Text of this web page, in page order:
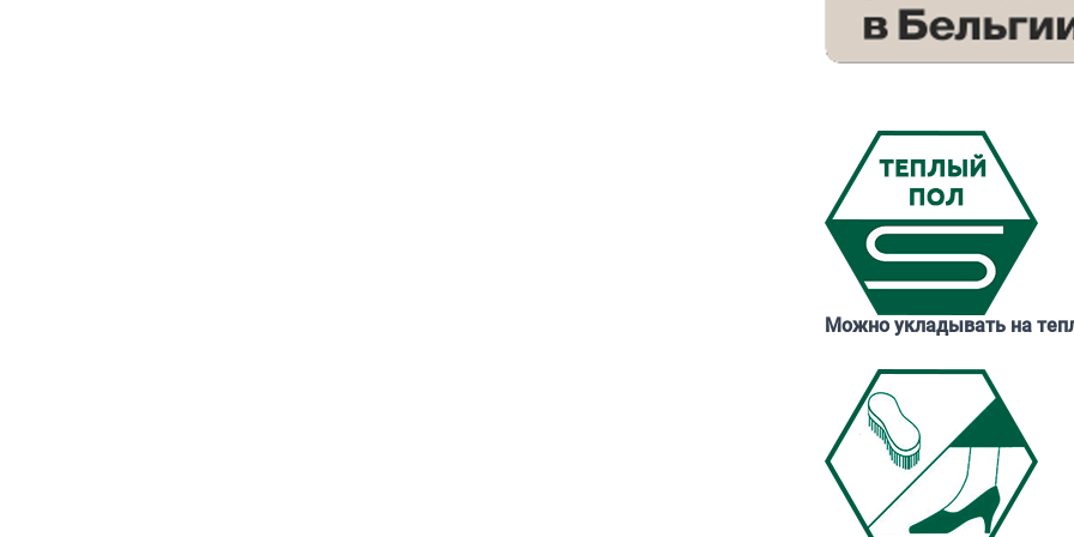
Можно укладывать на